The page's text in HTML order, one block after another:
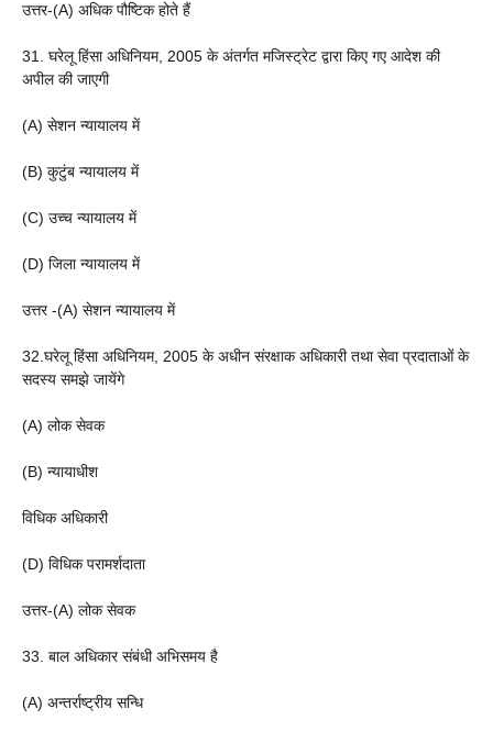
उत्तर-(A) अधिक पौष्टिक होते हैं
31. घरेलू हिंसा अधिनियम, 2005 के अंतर्गत मजिस्ट्रेट द्वारा किए गए आदेश की
अपील की जाएगी
(A) सेशन न्यायालय में
(B) कुटुंब न्यायालय में
(C) उच्च न्यायालय में
(D) जिला न्यायालय में
उत्तर -(A) सेशन न्यायालय में
32.घरेलू हिंसा अधिनियम, 2005 के अधीन संरक्षाक अधिकारी तथा सेवा प्रदाताओं के
सदस्य समझे जायेंगे
(A) लोक सेवक
(B) न्यायाधीश
विधिक अधिकारी
(D) विधिक परामर्शदाता
उत्तर-(A) लोक सेवक
33. बाल अधिकार संबंधी अभिसमय है
(A) अन्तर्राष्ट्रीय सन्धि